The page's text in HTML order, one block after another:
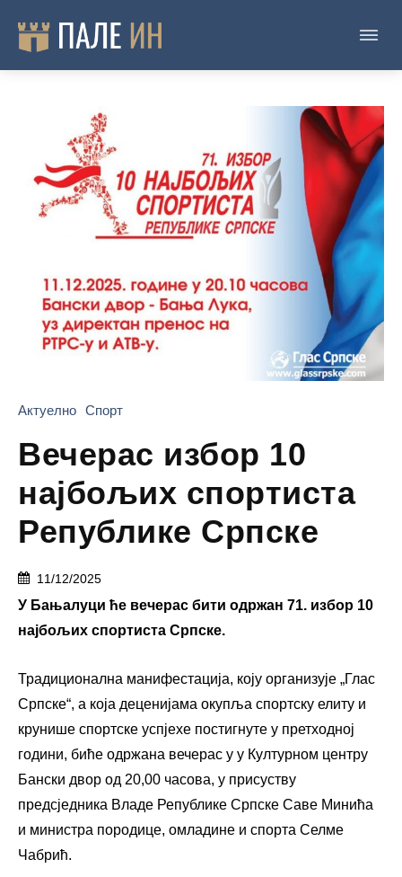
Актуелно Спорт
Вечерас избор 10
најбољих спортиста
Републике Српске
11/12/2025
У Бањалуци ће вечерас бити одржан 71. избор 10
најбољих спортиста Српске.
Традиционална манифестација, коју организује „Глас
Српске“, а која деценијама окупља спортску елиту и
крунише спортске успјехе постигнуте у претходној
години, биће одржана вечерас у у Културном центру
Бански двор од 20,00 часова, у присуству
предсједника Владе Републике Српске Саве Минића
и министра породице, омладине и спорта Селме
Чабрић.